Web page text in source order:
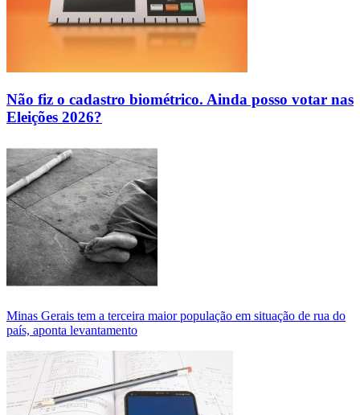
Não fiz o cadastro biométrico. Ainda posso votar nas
Eleições 2026?
Minas Gerais tem a terceira maior população em situação de rua do
país, aponta levantamento